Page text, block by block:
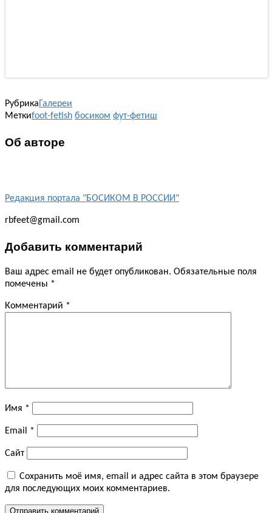
Рубрика Галереи
Меткиfoot-fetish босиком фут-фетиш
Об авторе
Редакция портала "БОСИКОМ В РОССИИ"
rbfeet@gmail.com
Добавить комментарий
Ваш адрес email не будет опубликован. Обязательные поля
помечены *
Комментарий *
Имя *
Email *
Сайт
Сохранить моё имя, email и адрес сайта в этом браузере
для последующих моих комментариев.